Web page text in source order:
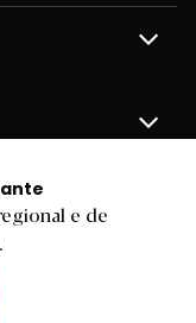
e de